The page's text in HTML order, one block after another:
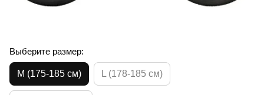
Выберите размер:
M (175-185 см) L (178-185 см)